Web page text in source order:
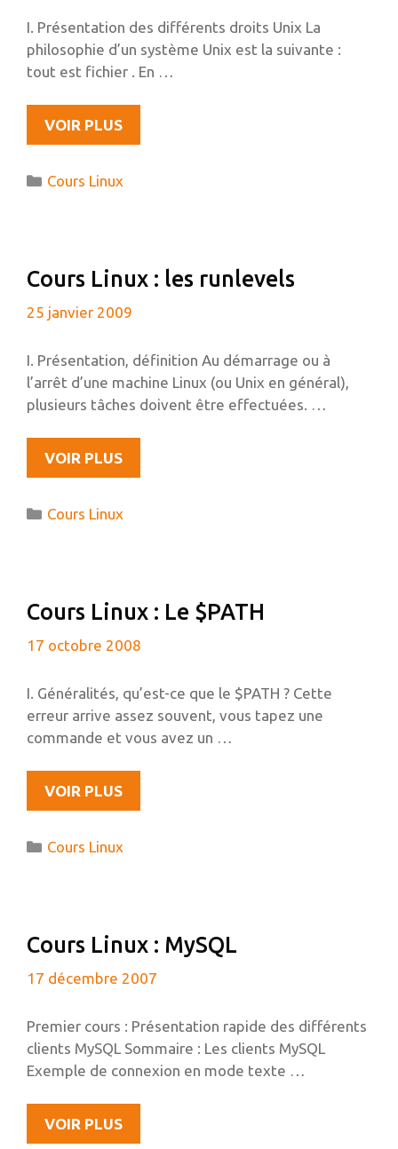
I. Présentation des différents droits Unix La
philosophie d’un système Unix est la suivante :
tout est fichier . En …
VOIR PLUSCOURS
LINUX
LES
Catégories
Cours Linux
Cours Linux : les runlevels
25 janvier 2009
I. Présentation, définition Au démarrage ou à
l’arrêt d’une machine Linux (ou Unix en général),
plusieurs tâches doivent être effectuées. …
VOIR PLUSCOURS
LINUX
LES
Catégories
Cours Linux
Cours Linux : Le $PATH
17 octobre 2008
I. Généralités, qu’est-ce que le $PATH ? Cette
erreur arrive assez souvent, vous tapez une
commande et vous avez un …
VOIR PLUSCOURS
LINUX
LE
Catégories
Cours Linux
Cours Linux : MySQL
17 décembre 2007
Premier cours : Présentation rapide des différents
clients MySQL Sommaire : Les clients MySQL
Exemple de connexion en mode texte …
VOIR PLUSCOURS
LINUX